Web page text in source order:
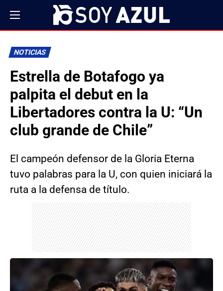
NOTICIAS
Estrella de Botafogo ya
palpita el debut en la
Libertadores contra la U: “Un
club grande de Chile”
El campeón defensor de la Gloria Eterna
tuvo palabras para la U, con quien iniciará la
ruta a la defensa de título.